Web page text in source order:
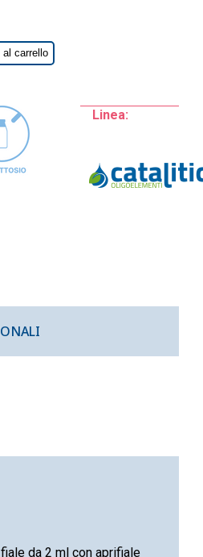
al carrello
Linea:
da 2 ml con aprifiale